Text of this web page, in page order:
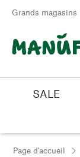
Passer au contenu
Grands magasins
SALE
Page d'accueil